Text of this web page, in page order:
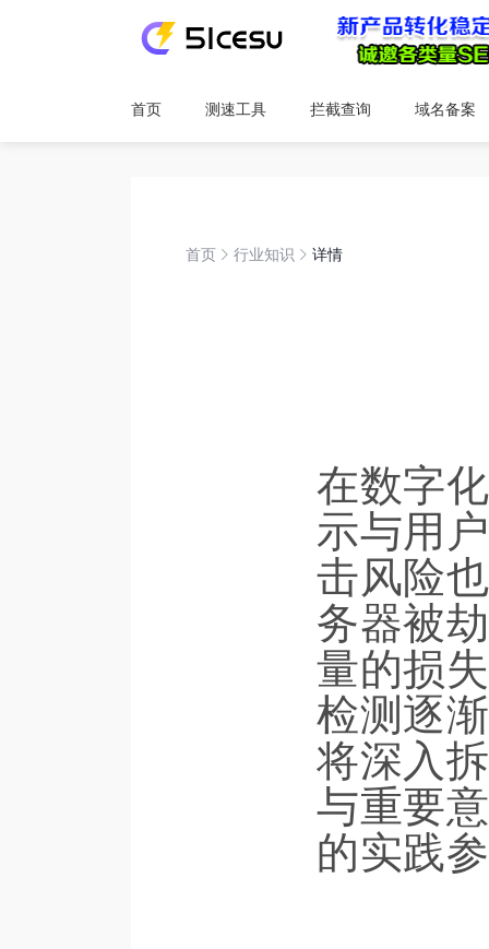
首页 测速工具 拦截查询 域名备案
首页 行业知识 详情
在数字
示与用
击风险
务器被
量的损
检测逐
将深入
与重要
的实践